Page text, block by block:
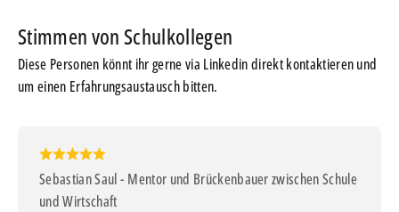
Diese Personen könnt ihr gerne via Linkedin direkt kontaktieren und
um einen Erfahrungsaustausch bitten.
Sebastian Saul - Mentor und Brückenbauer zwischen Schule
und Wirtschaft